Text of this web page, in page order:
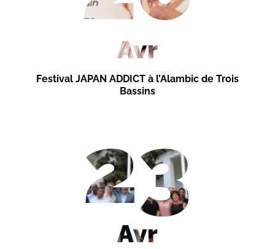
Festival JAPAN ADDICT à l’Alambic de Trois
Bassins
Avr
23
Avr